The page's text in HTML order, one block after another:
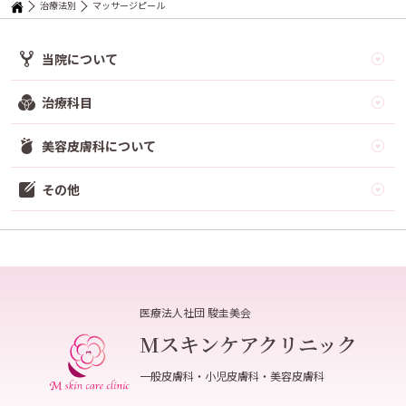
治療法別 マッサージピール
当院について
治療科目
美容皮膚科について
その他
医療法人社団 駿圭美会
Mスキンケアクリニック
一般皮膚科・小児皮膚科・美容皮膚科